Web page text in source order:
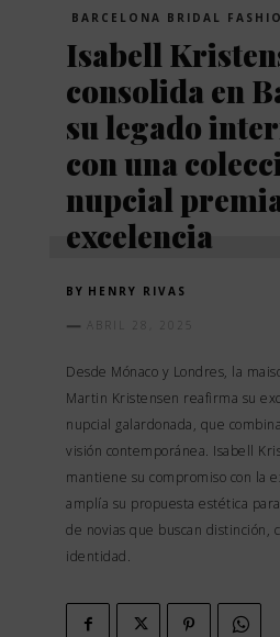
BARCELONA BRIDAL
Isabell
consolida en
su legado
con una
nupcial
excelencia
BY HENRY RIVAS
ABRIL 28, 2025
Desde Mónaco y Londres, la
Martin Kristensen reafirma su
nupcial galardonada, que
visión contemporánea. Isabell
mantiene su compromiso con la
amplía su propuesta estética
de novias que buscan distinción,
identidad.